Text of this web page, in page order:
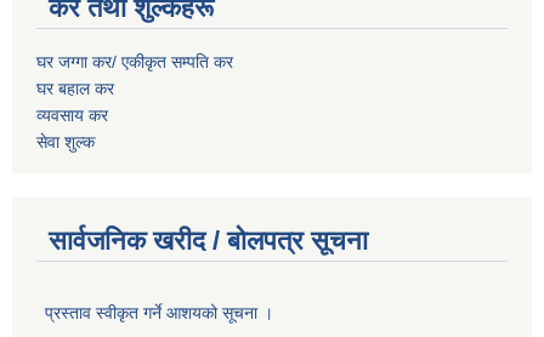
कर तथा शुल्कहरू
घर जग्गा कर/ एकीकृत सम्पति कर
घर बहाल कर
व्यवसाय कर
सेवा शुल्क
सार्वजनिक खरीद / बोलपत्र सूचना
प्रस्ताव स्वीकृत गर्ने आशयको सूचना ।